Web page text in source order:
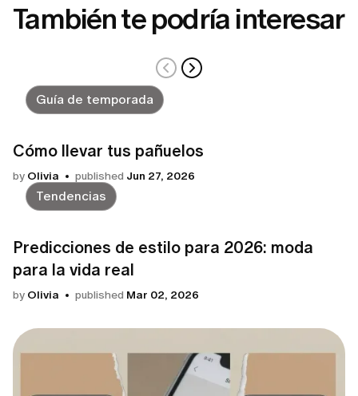
También te podría interesar
Guía de temporada
Cómo llevar tus pañuelos
by Olivia published Jun 27, 2026
Tendencias
Predicciones de estilo para 2026: moda
para la vida real
by Olivia published Mar 02, 2026